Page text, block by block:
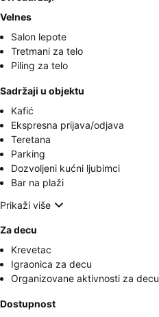
Velnes
Salon lepote
Tretmani za telo
Piling za telo
Sadržaji u objektu
Kafić
Ekspresna prijava/odjava
Teretana
Parking
Dozvoljeni kućni ljubimci
Bar na plaži
Prikaži više
Za decu
Krevetac
Igraonica za decu
Organizovane aktivnosti za decu
Dostupnost